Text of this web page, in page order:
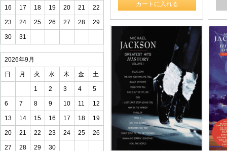
16 17 18 19 20 21 22
23 24 25 26 27 28 29
30 31
2026年9月
日 月 火 水 木 金 土
1 2 3 4 5
6 7 8 9 10 11 12
13 14 15 16 17 18 19
20 21 22 23 24 25 26
27 28 29 30
カートに入れる